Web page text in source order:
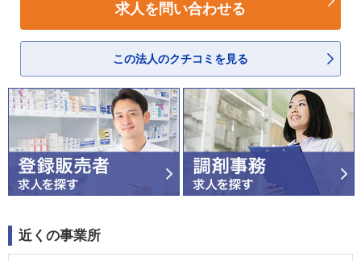
求人を問い合わせる
この法人のクチコミを見る
近くの事業所